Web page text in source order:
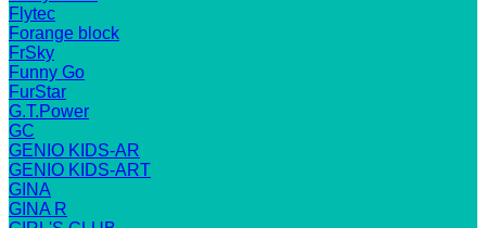
Flytec
Forange block
FrSky
Funny Go
FurStar
G.T.Power
GC
GENIO KIDS-AR
GENIO KIDS-ART
GINA
GINA R